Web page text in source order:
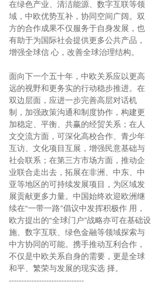
在绿色产业、清洁能源、数字互联等领
域，中欧优势互补，协同空间广阔。双
方的合作成果不仅服务于自身发展，也
有助于为国际社会提供更多公共产品，
增强全球信 心，改善全球治理结构。
面向下一个五十年，中欧关系应以更高
远的视野和更务实的行动稳步推进。在
双边层面，应进一步完善高层对话机
制，加强政策沟通和制度协作，构建更
加稳定、平衡、共赢的经贸关系；在人
文交流方面，可深化高校合作、青少年
互访、文化项目互展，增强民意基础与
社会联系；在第三方市场方面，推动企
业联合走出去，拓展在非洲、中东、中
亚等地区的可持续发展项目，为区域发
展贡献更多力量。中国始终欢迎欧洲继
续在“一带一路”倡议中发挥积极作 用，
欧方提出的“全球门户”战略亦可在基础设
施、数字互联、绿色金融等领域探索与
中方协同的可能。携手推动互利合作，
不仅是中欧关系自身的需要，更是全球
和平、繁荣与发展的现实选 择。
------------------------------